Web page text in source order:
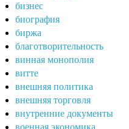
бизнес
биография
биржа
благотворительность
винная монополия
витте
внешняя политика
внешняя торговля
внутренние документы